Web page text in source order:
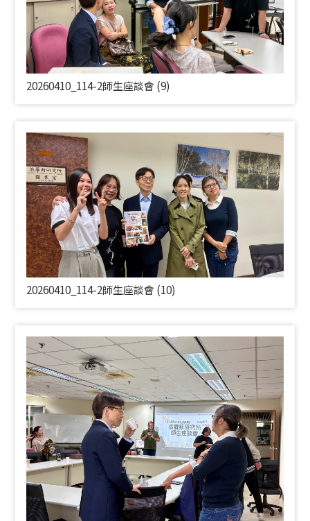
20260410_114-2師生座談會 (9)
20260410_114-2師生座談會 (10)